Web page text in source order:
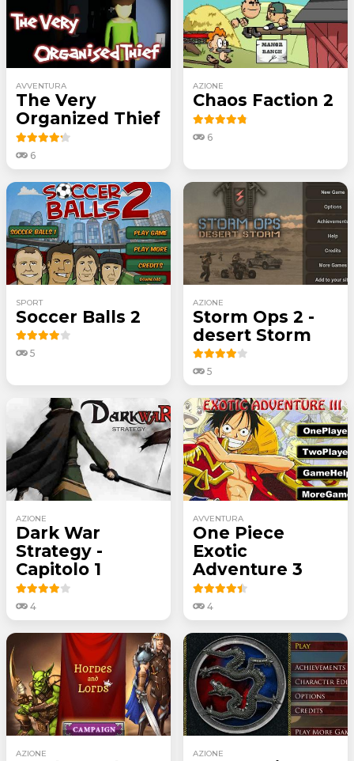
AVVENTURA
The Very
Organized Thief
6
AZIONE
Chaos Faction 2
6
SPORT
Soccer Balls 2
5
AZIONE
Storm Ops 2 -
desert Storm
5
AZIONE
Dark War
Strategy -
Capitolo 1
4
AVVENTURA
One Piece
Exotic
Adventure 3
4
AZIONE AZIONE